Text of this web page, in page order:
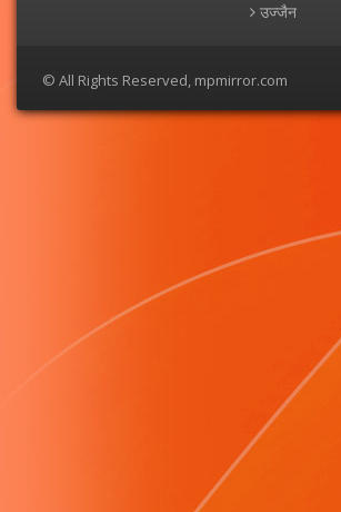
उज्जैन
© All Rights Reserved, mpmirror.com